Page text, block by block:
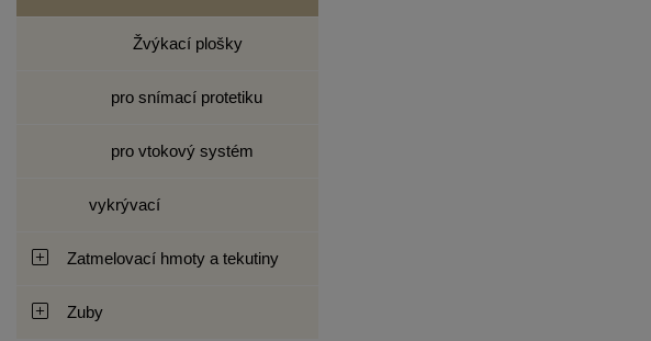
Žvýkací plošky
pro snímací protetiku
pro vtokový systém
vykrývací
Zatmelovací hmoty a tekutiny
Zuby